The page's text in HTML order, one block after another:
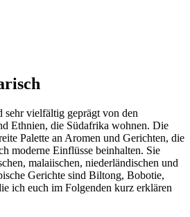
sehr vielfältig geprägt von den
Ethnien, die Südafrika wohnen. Die
Palette an Aromen und Gerichten, die
moderne Einflüsse beinhalten. Sie
malaiischen, niederländischen und
Gerichte sind Biltong, Bobotie,
ich euch im Folgenden kurz erklären